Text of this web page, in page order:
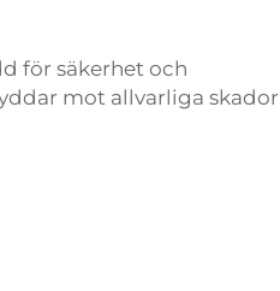
för säkerhet och
mot allvarliga skador
bara bättre i munnen ...